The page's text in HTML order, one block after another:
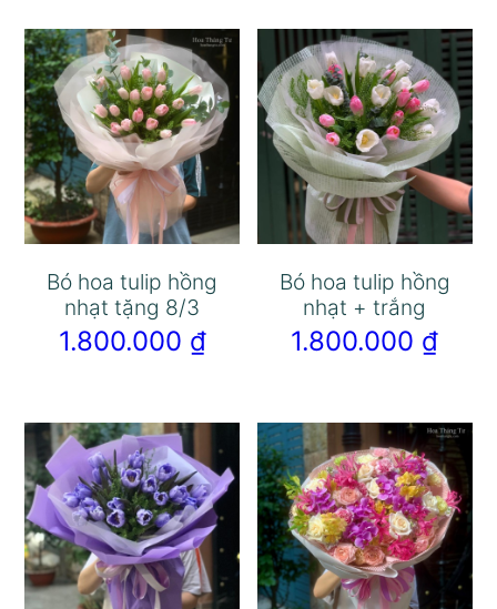
Bó hoa tulip hồng
nhạt tặng 8/3
1.800.000 ₫
Bó hoa tulip hồng
nhạt + trắng
1.800.000 ₫